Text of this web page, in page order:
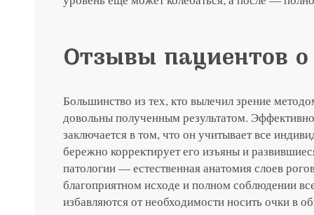
Отзывы пациентов
Большинство из тех, кто вылечил зрение
довольны полученным результатом.
заключается в том, что он учитывает все
бережно корректирует его изъяны и
патологии — естественная анатомия слоев
благоприятном исходе и полном соблюдении
избавляются от необходимости носить очки в
Яндекс
Нажимая на кнопку
Я соглашаюсь на получение
Нажимая на кнопку
Я соглашаюсь на получение
политикой конфиденциальности
Нажимая на кнопку
Я соглашаюсь на получение
политикой конфиденциальности
Нажимая на кнопку
Я соглашаюсь на получение
политикой конфиденциальности
Нажимая на кнопку «Отправить»,
Я соглашаюсь на получение
политикой конфиденциальности